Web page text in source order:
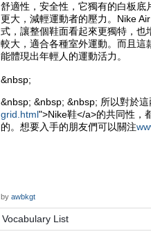
舒適性，安全性，它獨有的白板
更大，減輕運動者的壓力。Nike
式，讓整個鞋面看起來更獨特，
較大，適合各種室外運動。而且
能體現出年輕人的運動活力。
&nbsp;
&nbsp; &nbsp; &nbsp; 所以對於
grid.html">Nike鞋</a>的共同性，
的。想要入手的朋友們可以關注
by awbkgt
Vocabulary List